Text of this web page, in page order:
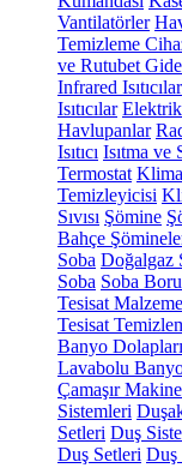
Vantilatörler
Temizleme
ve Rutubet
Infrared Isıtıcılar
Isıtıcılar
Havlupanlar
Isıtıcı Isıtma ve
Termostat
Temizleyicisi
Sıvısı Şömine
Bahçe
Soba Doğalgaz
Soba Soba
Tesisat
Tesisat
Banyo Dolapları
Lavabolu
Çamaşır
Sistemleri
Setleri Duş
Duş Setleri Duş